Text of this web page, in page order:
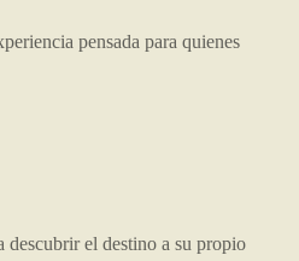
pensada para quienes
descubrir el destino a su propio